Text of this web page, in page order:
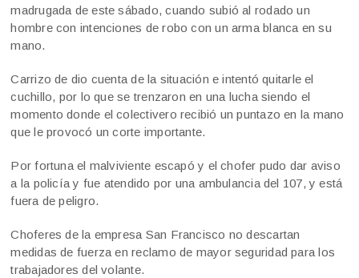
madrugada de este sábado, cuando subió al rodado un
hombre con intenciones de robo con un arma blanca en su
mano.
Carrizo de dio cuenta de la situación e intentó quitarle el
cuchillo, por lo que se trenzaron en una lucha siendo el
momento donde el colectivero recibió un puntazo en la mano
que le provocó un corte importante.
Por fortuna el malviviente escapó y el chofer pudo dar aviso
a la policía y fue atendido por una ambulancia del 107, y está
fuera de peligro.
Choferes de la empresa San Francisco no descartan
medidas de fuerza en reclamo de mayor seguridad para los
trabajadores del volante.